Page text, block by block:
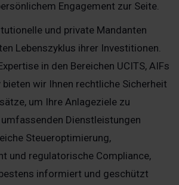
Engagement zur Seite.
und private Mandanten
Lebenszyklus ihrer Investitionen.
in den Bereichen UCITS, AIFs
bieten wir Ihnen rechtliche Sicherheit
um Ihre Anlageziele zu
Dienstleistungen
Steueroptimierung,
und regulatorische Compliance,
informiert und geschützt